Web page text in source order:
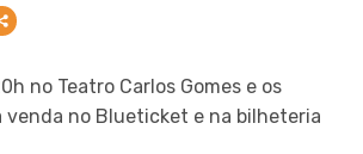
no Teatro Carlos Gomes e os
venda no Blueticket e na bilheteria